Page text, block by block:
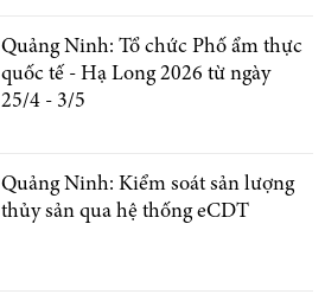
Quảng Ninh: Tổ chức Phố ẩm thực
quốc tế - Hạ Long 2026 từ ngày
25/4 - 3/5
Quảng Ninh: Kiểm soát sản lượng
thủy sản qua hệ thống eCDT